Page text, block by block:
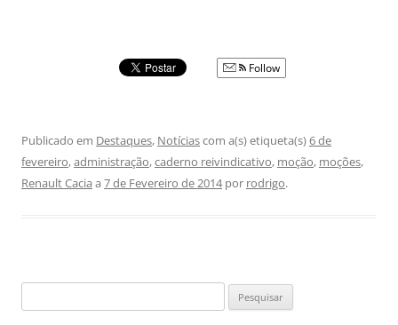
Follow
Publicado em Destaques, Notíciascom a(s) etiqueta(s)6 de
fevereiro,administração,caderno reivindicativo, moção, moções,
Renault Cacia a 7 de Fevereiro de 2014por rodrigo.
por: